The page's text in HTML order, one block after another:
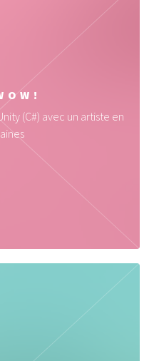
(C#) avec un artiste en